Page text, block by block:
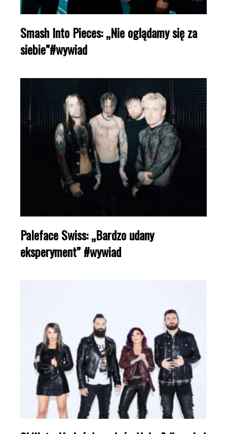
Smash Into Pieces: „Nie oglądamy się za
siebie”#wywiad
Paleface Swiss: „Bardzo udany
eksperyment” #wywiad